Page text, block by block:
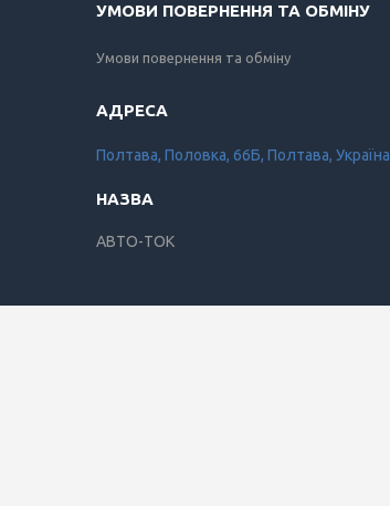
УМОВИ ПОВЕРНЕННЯ ТА ОБМІНУ
Умови повернення та обміну
Полтава, Половка, 66Б, Полтава, Україна
АВТО-ТОК